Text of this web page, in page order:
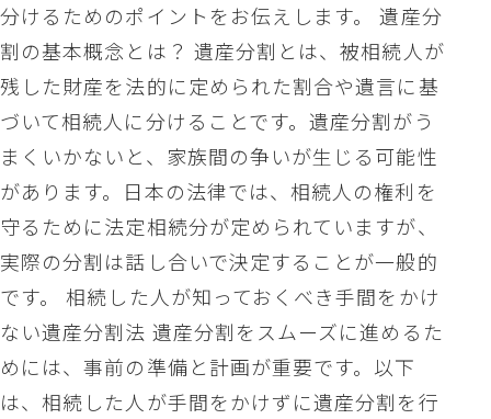
分けるためのポイントをお伝えします。 遺産分
割の基本概念とは？ 遺産分割とは、被相続人が
残した財産を法的に定められた割合や遺言に基
づいて相続人に分けることです。遺産分割がう
まくいかないと、家族間の争いが生じる可能性
があります。日本の法律では、相続人の権利を
守るために法定相続分が定められていますが、
実際の分割は話し合いで決定することが一般的
です。 相続した人が知っておくべき手間をかけ
ない遺産分割法 遺産分割をスムーズに進めるた
めには、事前の準備と計画が重要です。以下
は、相続した人が手間をかけずに遺産分割を行